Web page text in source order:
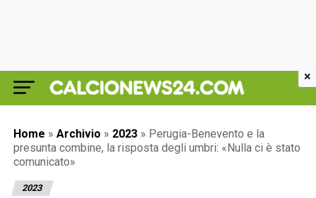
Home » Archivio » 2023 » Perugia-Benevento e la
presunta combine, la risposta degli umbri: «Nulla ci è stato
comunicato»
2023
×